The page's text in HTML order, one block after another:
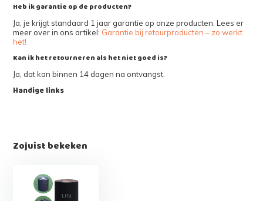
Heb ik garantie op de producten?
Ja, je krijgt standaard 1 jaar garantie op onze producten. Lees er
meer over in ons artikel: Garantie bij retourproducten – zo werkt
het!
Kan ik het retourneren als het niet goed is?
Ja, dat kan binnen 14 dagen na ontvangst.
Handige links
Zojuist bekeken